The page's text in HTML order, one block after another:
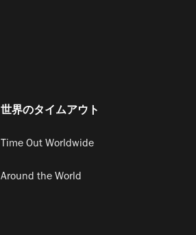
世界のタイムアウト
Time Out Worldwide
Around the World